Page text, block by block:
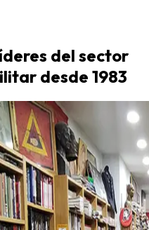
del sector
desde 1983